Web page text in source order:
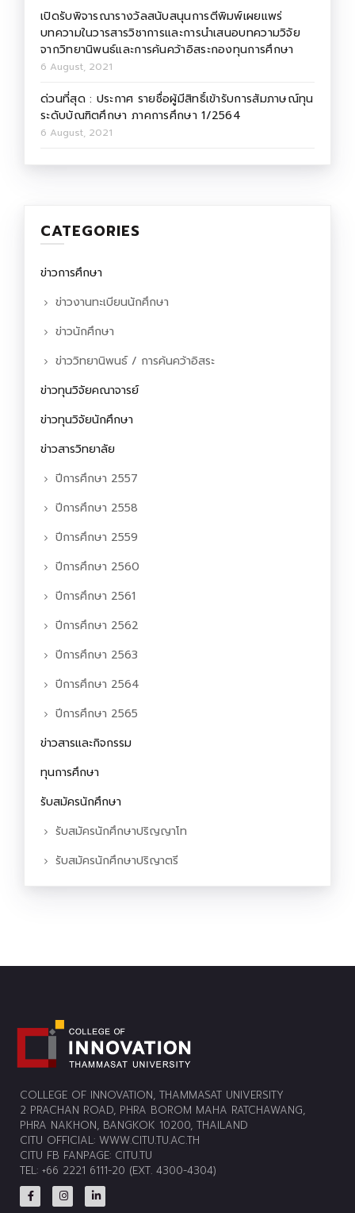
เปิดรับพิจารณารางวัลสนับสนุนการตีพิมพ์เผยแพร่
บทความในวารสารวิชาการและการนำเสนอบทความวิจัย
จากวิทยานิพนธ์และการค้นคว้าอิสระกองทุนการศึกษา
6 August, 2021
ด่วนที่สุด : ประกาศ รายชื่อผู้มีสิทธิ์เข้ารับการสัมภาษณ์ทุน
ระดับบัณฑิตศึกษา ภาคการศึกษา 1/2564
6 August, 2021
CATEGORIES
ข่าวการศึกษา
ข่าวงานทะเบียนนักศึกษา
ข่าวนักศึกษา
ข่าววิทยานิพนธ์ / การค้นคว้าอิสระ
ข่าวทุนวิจัยคณาจารย์
ข่าวทุนวิจัยนักศึกษา
ข่าวสารวิทยาลัย
ปีการศึกษา 2557
ปีการศึกษา 2558
ปีการศึกษา 2559
ปีการศึกษา 2560
ปีการศึกษา 2561
ปีการศึกษา 2562
ปีการศึกษา 2563
ปีการศึกษา 2564
ปีการศึกษา 2565
ข่าวสารและกิจกรรม
ทุนการศึกษา
รับสมัครนักศึกษา
รับสมัครนักศึกษาปริญญาโท
รับสมัครนักศึกษาปริญาตรี
COLLEGE OF INNOVATION, THAMMASAT UNIVERSITY
2 PRACHAN ROAD, PHRA BOROM MAHA RATCHAWANG,
PHRA NAKHON, BANGKOK 10200, THAILAND
CITU OFFICIAL: WWW.CITU.TU.AC.TH
CITU FB FANPAGE: CITU.TU
TEL: +66 2221 6111-20 (EXT. 4300-4304)